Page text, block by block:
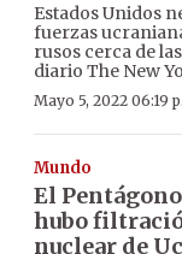
Estados Unidos
fuerzas
rusos cerca de
diario The New
Mayo 5, 2022 06:19
Mundo
El
hubo
nuclear de